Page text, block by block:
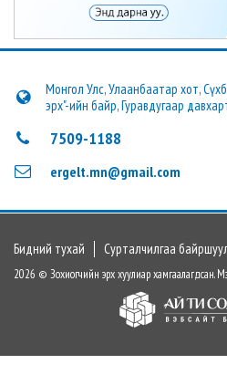
Монгол Улс, Улаанбаатар хот,
эрх"-ийн байр, Гуравдугаар
7509-1188
ergelt.mn@gmail.com
Бидний тухай Сурталчилгаа
2026 © Зохиогчийн эрх хуулиар хамгаалагдсан.